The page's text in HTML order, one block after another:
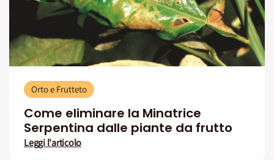
Orto e Frutteto
Come eliminare la Minatrice
Serpentina dalle piante da frutto
Leggi l'articolo